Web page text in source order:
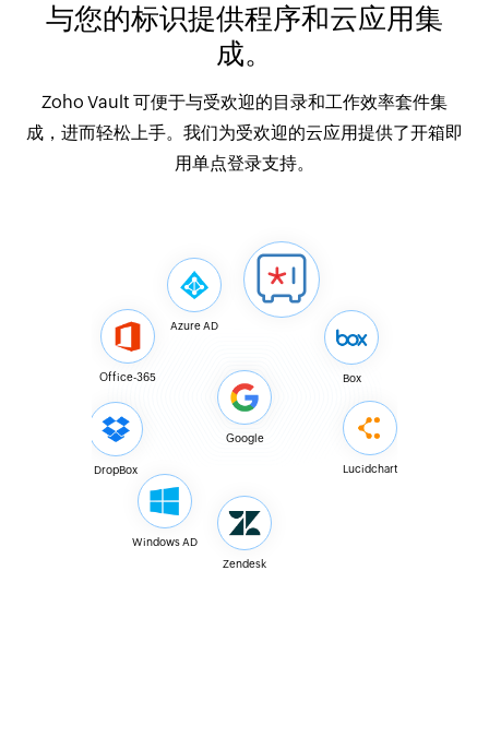
与您的标识提供程序和云应用集
成。
Zoho Vault 可便于与受欢迎的目录和工作效率套件集
成，进而轻松上手。我们为受欢迎的云应用提供了开箱即
用单点登录支持。
Azure AD
Office-365
DropBox
Windows AD
Google
Box
Lucidchart
Zendesk